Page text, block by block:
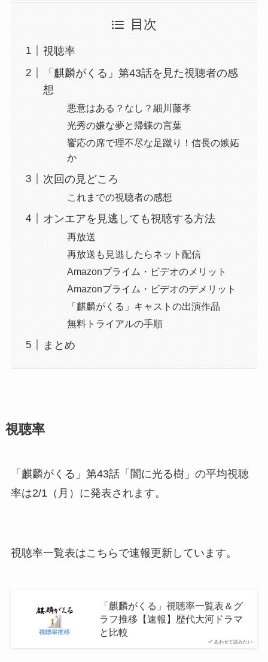
目次
視聴率
「麒麟がくる」第43話を見た視聴者の感
想
悪意はある？なし？細川藤孝
光秀の嫌な夢と帰蝶の言葉
饗応の席で理不尽な足蹴り！信長の嫉妬
か
次回の見どころ
これまでの視聴者の感想
オンエアを見逃しても視聴する方法
再放送
再放送も見逃したらネット配信
Amazonプライム・ビデオのメリット
Amazonプライム・ビデオのデメリット
「麒麟がくる」キャストの出演作品
無料トライアルの手順
まとめ
視聴率
「麒麟がくる」第43話「闇に光る樹」の平均視聴
率は2/1（月）に発表されます。
視聴率一覧表はこちらで速報更新しています。
あわせて読みたい
「麒麟がくる」視聴率一覧表＆グ
ラフ推移【速報】歴代大河ドラマ
と比較